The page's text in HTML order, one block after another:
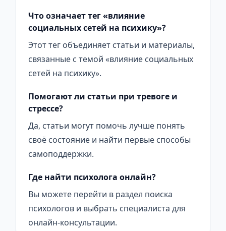
Что означает тег «влияние
социальных сетей на психику»?
Этот тег объединяет статьи и материалы,
связанные с темой «влияние социальных
сетей на психику».
Помогают ли статьи при тревоге и
стрессе?
Да, статьи могут помочь лучше понять
своё состояние и найти первые способы
самоподдержки.
Где найти психолога онлайн?
Вы можете перейти в раздел поиска
психологов и выбрать специалиста для
онлайн-консультации.